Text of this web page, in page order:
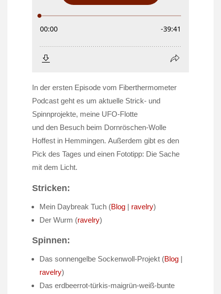
In der ersten Episode vom Fiberthermometer
Podcast geht es um aktuelle Strick- und
Spinnprojekte, meine UFO-Flotte
und den Besuch beim Dornröschen-Wolle
Hoffest in Hemmingen. Außerdem gibt es den
Pick des Tages und einen Fototipp: Die Sache
mit dem Licht.
Stricken:
Mein Daybreak Tuch (Blog | ravelry)
Der Wurm (ravelry)
Spinnen:
Das sonnengelbe Sockenwoll-Projekt (Blog |
ravelry)
Das erdbeerrot-türkis-maigrün-weiß-bunte